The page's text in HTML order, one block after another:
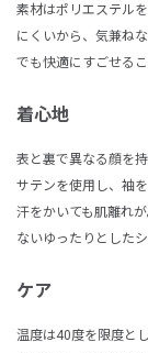
素材はポリエステル
にくいから、気兼ね
でも快適にすごせるこ
着心地
表と裏で異なる顔を
サテンを使用し、袖
汗をかいても肌離れ
ないゆったりとした
ケア
温度は40度を限度と